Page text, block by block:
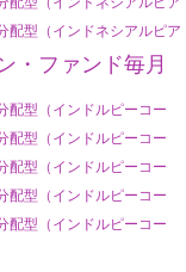
配型（インドネシアルピア
・ファンド毎月
配型（インドルピーコー
配型（インドルピーコー
配型（インドルピーコー
配型（インドルピーコー
配型（インドルピーコー